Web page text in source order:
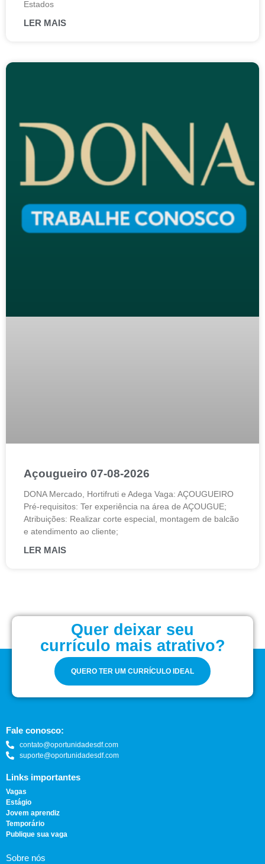
Estados
LER MAIS
Açougueiro 07-08-2026
DONA Mercado, Hortifruti e Adega Vaga: AÇOUGUEIRO
Pré-requisitos: Ter experiência na área de AÇOUGUE;
Atribuições: Realizar corte especial, montagem de balcão
e atendimento ao cliente;
LER MAIS
Quer deixar seu
currículo mais atrativo?
QUERO TER UM CURRÍCULO IDEAL
Fale conosco:
contato@oportunidadesdf.com
suporte@oportunidadesdf.com
Links importantes
Vagas
Estágio
Jovem aprendiz
Temporário
Publique sua vaga
Sobre nós